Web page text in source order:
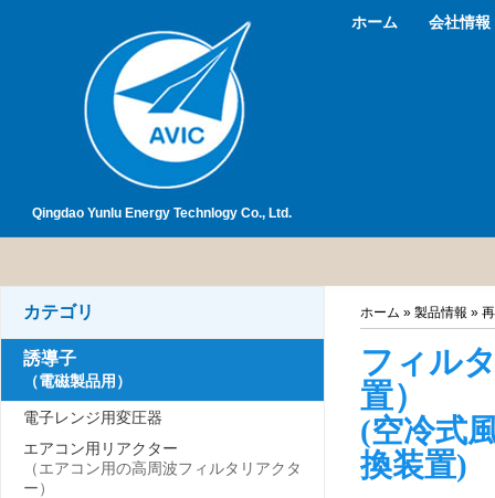
Qingdao Yunlu Energy Technlogy Co., Ltd.
ホーム 会社情報
カテゴリ
誘導子
（電磁製品用）
電子レンジ用変圧器
エアコン用リアクター
（エアコン用の高周波フィルタリアクタ
ー）
ホーム » 製品情報 »
フィル
置）
(空冷式
換装置)